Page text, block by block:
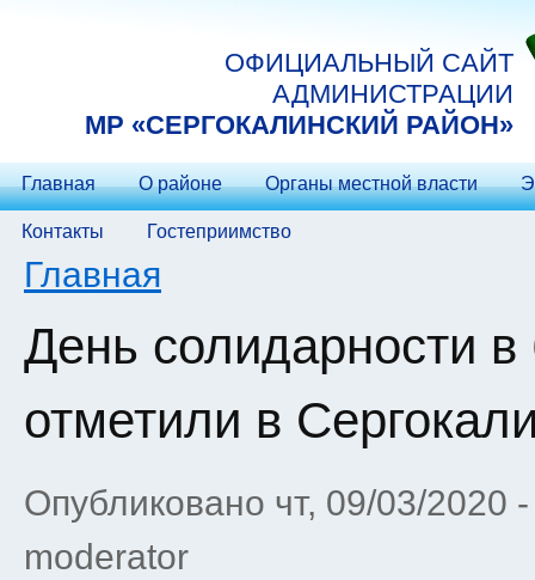
ОФИЦИАЛЬНЫЙ САЙТ
АДМИНИСТРАЦИИ
МP «СЕРГОКАЛИНСКИЙ РАЙОН»
Главная О районе Органы местной власти
Контакты Гостеприимство
Вы здесь
Главная
День солидарности
отметили в
Опубликовано чт, 09/03/2020
moderator